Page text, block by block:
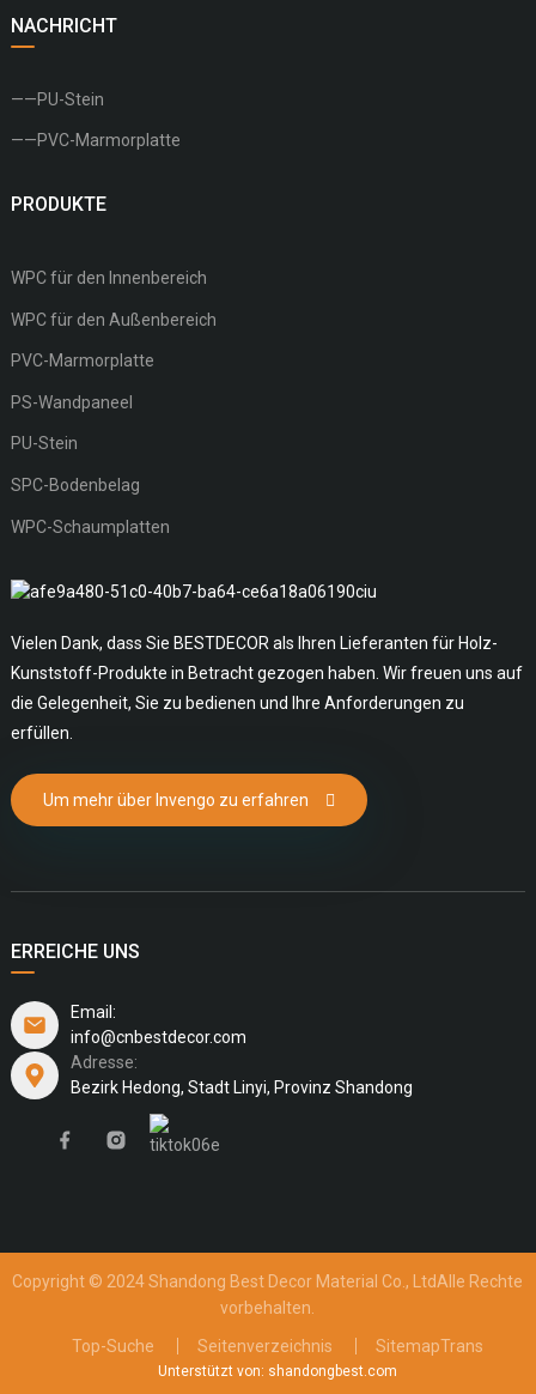
NACHRICHT
——PU-Stein
——PVC-Marmorplatte
PRODUKTE
WPC für den Innenbereich
WPC für den Außenbereich
PVC-Marmorplatte
PS-Wandpaneel
PU-Stein
SPC-Bodenbelag
WPC-Schaumplatten
Vielen Dank, dass Sie BESTDECOR als Ihren Lieferanten für Holz-
Kunststoff-Produkte in Betracht gezogen haben. Wir freuen uns auf
die Gelegenheit, Sie zu bedienen und Ihre Anforderungen zu
erfüllen.
Um mehr über Invengo zu erfahren
ERREICHE UNS
Email:
info@cnbestdecor.com
Adresse:
Bezirk Hedong, Stadt Linyi, Provinz Shandong
Copyright © 2024 Shandong Best Decor Material Co., LtdAlle Rechte
vorbehalten.
Top-Suche
Seitenverzeichnis SitemapTrans
Unterstützt von: shandongbest.com